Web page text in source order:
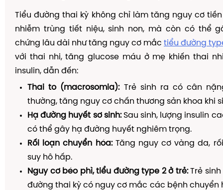
Tiểu đường thai kỳ không chỉ làm tăng nguy cơ
nhiễm trùng tiết niệu, sinh non, mà còn có thể
chứng lâu dài như tăng nguy cơ mắc tiểu đường
với thai nhi, tăng glucose máu ở mẹ khiến thai
insulin, dẫn đến:
Thai to (macrosomia):Trẻ sinh ra có cân
thường, tăng nguy cơ chấn thương sản khoa khi
Hạ đường huyết sơ sinh:Sau sinh, lượng insulin
có thể gây hạ đường huyết nghiêm trọng.
Rối loạn chuyển hóa:Tăng nguy cơ vàng da,
suy hô hấp.
Nguy cơ béo phì, tiểu đường type 2 ở trẻ:Trẻ sinh
đường thai kỳ có nguy cơ mắc các bệnh chuyển